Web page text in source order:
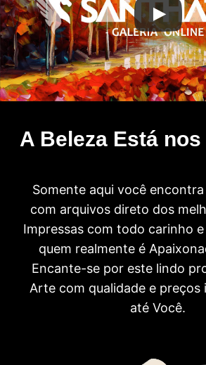
A Beleza Está
Somente aqui você
com arquivos direto dos
Impressas com todo carinho
quem realmente é
Encante-se por este lindo
Arte com qualidade e preços
até Você.